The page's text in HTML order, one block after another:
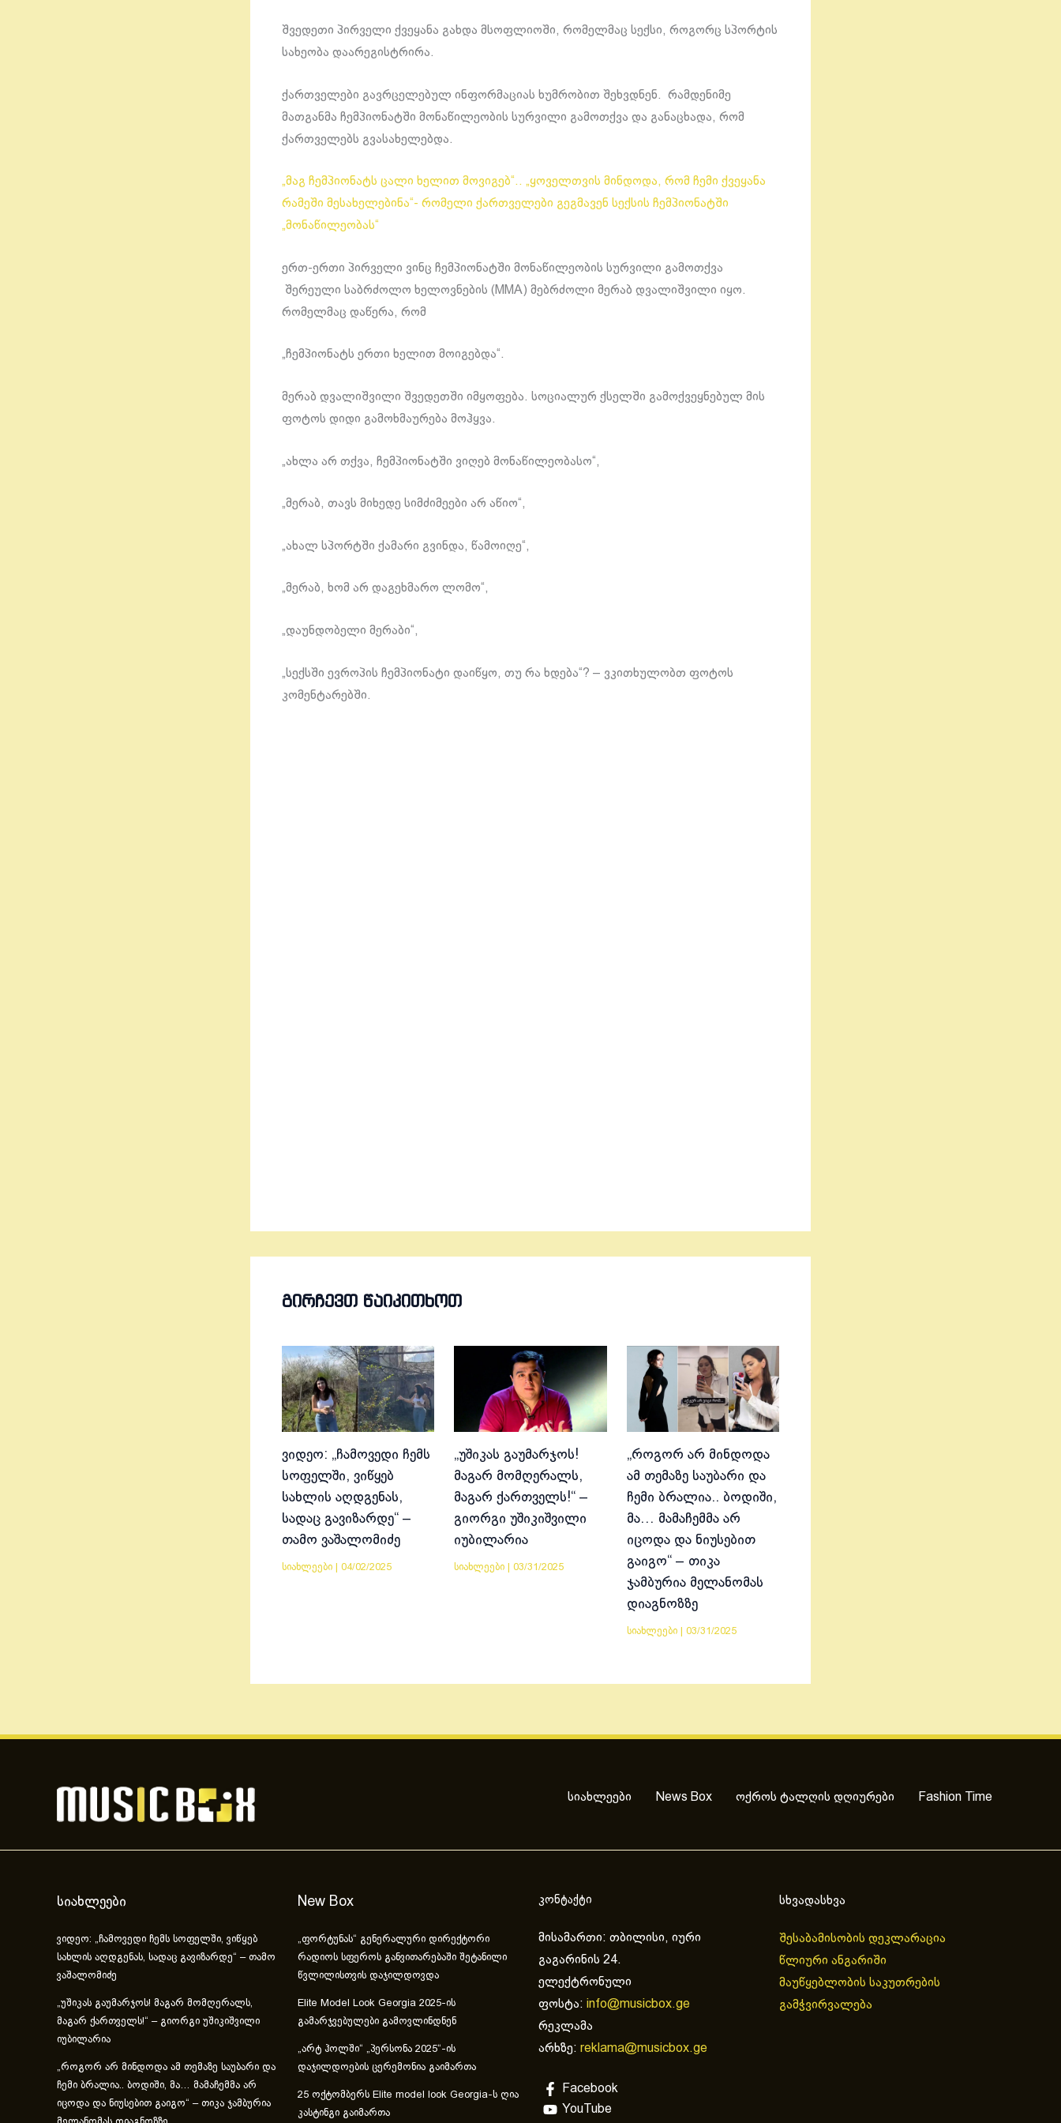
შვედეთი პირველი ქვეყანა გახდა მსოფლიოში, რომელმაც სექსი, როგორც სპორტის
სახეობა დაარეგისტრირა.
ქართველები გავრცელებულ ინფორმაციას ხუმრობით შეხვდნენ. რამდენიმე
მათგანმა ჩემპიონატში მონაწილეობის სურვილი გამოთქვა და განაცხადა, რომ
ქართველებს გვასახელებდა.
„მაგ ჩემპიონატს ცალი ხელით მოვიგებ“.. „ყოველთვის მინდოდა, რომ ჩემი ქვეყანა
რამეში მესახელებინა“- რომელი ქართველები გეგმავენ სექსის ჩემპიონატში
„მონაწილეობას“
ერთ-ერთი პირველი ვინც ჩემპიონატში მონაწილეობის სურვილი გამოთქვა
შერეული საბრძოლო ხელოვნების (MMA) მებრძოლი მერაბ დვალიშვილი იყო.
რომელმაც დაწერა, რომ
„ჩემპიონატს ერთი ხელით მოიგებდა“.
მერაბ დვალიშვილი შვედეთში იმყოფება. სოციალურ ქსელში გამოქვეყნებულ მის
ფოტოს დიდი გამოხმაურება მოჰყვა.
„ახლა არ თქვა, ჩემპიონატში ვიღებ მონაწილეობასო“,
„მერაბ, თავს მიხედე სიმძიმეები არ აწიო“,
„ახალ სპორტში ქამარი გვინდა, წამოიღე“,
„მერაბ, ხომ არ დაგეხმარო ლომო“,
„დაუნდობელი მერაბი“,
„სექსში ევროპის ჩემპიონატი დაიწყო, თუ რა ხდება“? – ვკითხულობთ ფოტოს
კომენტარებში.
ᲒᲘᲠᲩᲔᲕᲗ ᲬᲐᲘᲙᲘᲗᲮᲝᲗ
ვიდეო: „ჩამოვედი ჩემს
სოფელში, ვიწყებ
სახლის აღდგენას,
სადაც გავიზარდე“ –
თამო ვაშალომიძე
სიახლეები 04/02/2025
„უშიკას გაუმარჯოს!
მაგარ მომღერალს,
მაგარ ქართველს!“ –
გიორგი უშიკიშვილი
იუბილარია
სიახლეები |03/31/2025
„როგორ არ მინდოდა
ამ თემაზე საუბარი და
ჩემი ბრალია.. ბოდიში,
მა… მამაჩემმა არ
იცოდა და ნიუსებით
გაიგო“ – თიკა
ჯამბურია მელანომას
დიაგნოზზე
სიახლეები| 03/31/2025
სიახლეები News Box ოქროს ტალღის დღიურები Fashion Time
სიახლეები
ვიდეო: „ჩამოვედი ჩემს სოფელში, ვიწყებ
სახლის აღდგენას, სადაც გავიზარდე“ – თამო
ვაშალომიძე
„უშიკას გაუმარჯოს! მაგარ მომღერალს,
მაგარ ქართველს!“ – გიორგი უშიკიშვილი
იუბილარია
„როგორ არ მინდოდა ამ თემაზე საუბარი და
ჩემი ბრალია.. ბოდიში, მა… მამაჩემმა არ
იცოდა და ნიუსებით გაიგო“ – თიკა ჯამბურია
New Box
„ფორტუნას“ გენერალური დირექტორი
რადიოს სფეროს განვითარებაში შეტანილი
წვლილისთვის დაჯილდოვდა
Elite Model Look Georgia 2025-ის
გამარჯვებულები გამოვლინდნენ
„არტ ჰოლში“ „პერსონა 2025“-ის
დაჯილდოების ცერემონია გაიმართა
25 ოქტომბერს Elite model look Georgia-ს ღია
კასტინგი გაიმართა
კონტაქტი
მისამართი: თბილისი, იური
გაგარინის 24.
ელექტრონული
ფოსტა: info@musicbox.ge
რეკლამა
არხზე: reklama@musicbox.ge
Facebook
YouTube
სხვადასხვა
შესაბამისობის დეკლარაცია
წლიური ანგარიში
მაუწყებლობის საკუთრების
გამჭვირვალება